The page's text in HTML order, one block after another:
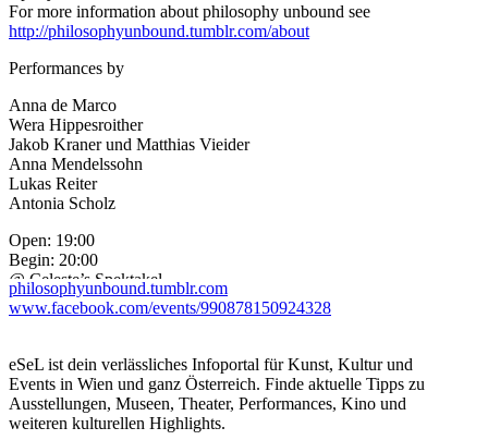
For more information about philosophy unbound see
http://philosophyunbound.tumblr.com/about
Performances by
Anna de Marco
Wera Hippesroither
Jakob Kraner und Matthias Vieider
Anna Mendelssohn
Lukas Reiter
Antonia Scholz
Open: 19:00
Begin: 20:00
@ Celeste’s Spektakel
Entry: Free Donation (suggested donation 5 Euro, we are a no
Detailed Information T.B.A. at
www.philosophyunbound.tumblr.com
DJ Line celeste Main Floor from 21:00 on
philosophyunbound.tumblr.com
www.facebook.com/events/990878150924328
eSeL ist dein verlässliches Infoportal für Kunst, Kultur und
Events in Wien und ganz Österreich. Finde aktuelle Tipps zu
Ausstellungen, Museen, Theater, Performances, Kino und
weiteren kulturellen Highlights.